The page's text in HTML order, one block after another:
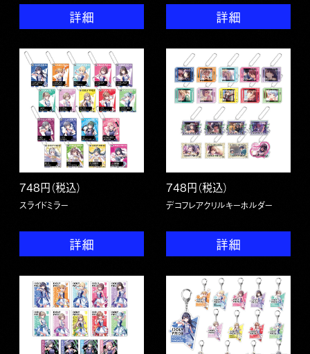
詳細 詳細
748円（税込）
スライドミラー
詳細
748円（税込）
デコフレアクリルキーホルダー
詳細